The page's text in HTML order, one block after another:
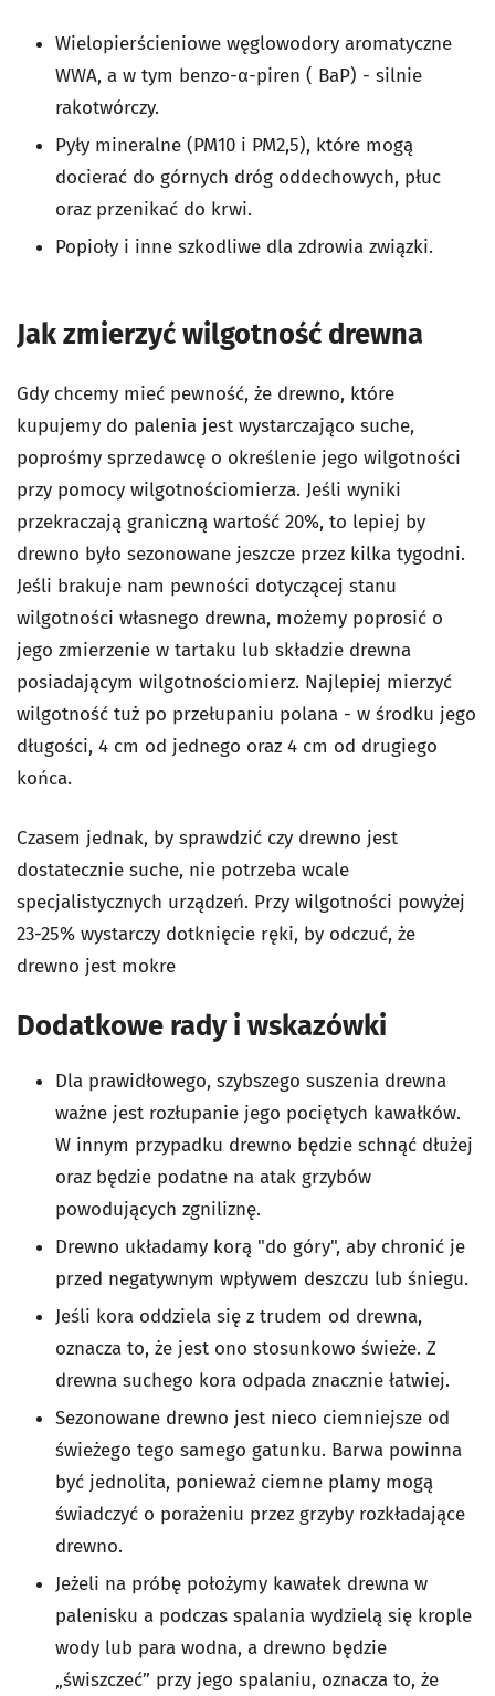
Wielopierścieniowe węglowodory aromatyczne
WWA, a w tym benzo-α-piren ( BaP) - silnie
rakotwórczy.
Pyły mineralne (PM10 i PM2,5), które mogą
docierać do górnych dróg oddechowych, płuc
oraz przenikać do krwi.
Popioły i inne szkodliwe dla zdrowia związki.
Jak zmierzyć wilgotność drewna
Gdy chcemy mieć pewność, że drewno, które
kupujemy do palenia jest wystarczająco suche,
poprośmy sprzedawcę o określenie jego wilgotności
przy pomocy wilgotnościomierza. Jeśli wyniki
przekraczają graniczną wartość 20%, to lepiej by
drewno było sezonowane jeszcze przez kilka tygodni.
Jeśli brakuje nam pewności dotyczącej stanu
wilgotności własnego drewna, możemy poprosić o
jego zmierzenie w tartaku lub składzie drewna
posiadającym wilgotnościomierz. Najlepiej mierzyć
wilgotność tuż po przełupaniu polana - w środku jego
długości, 4 cm od jednego oraz 4 cm od drugiego
końca.
Czasem jednak, by sprawdzić czy drewno jest
dostatecznie suche, nie potrzeba wcale
specjalistycznych urządzeń. Przy wilgotności powyżej
23-25% wystarczy dotknięcie ręki, by odczuć, że
drewno jest mokre
Dodatkowe rady i wskazówki
Dla prawidłowego, szybszego suszenia drewna
ważne jest rozłupanie jego pociętych kawałków.
W innym przypadku drewno będzie schnąć dłużej
oraz będzie podatne na atak grzybów
powodujących zgniliznę.
Drewno układamy korą "do góry", aby chronić je
przed negatywnym wpływem deszczu lub śniegu.
Jeśli kora oddziela się z trudem od drewna,
oznacza to, że jest ono stosunkowo świeże. Z
drewna suchego kora odpada znacznie łatwiej.
Sezonowane drewno jest nieco ciemniejsze od
świeżego tego samego gatunku. Barwa powinna
być jednolita, ponieważ ciemne plamy mogą
świadczyć o porażeniu przez grzyby rozkładające
drewno.
Jeżeli na próbę położymy kawałek drewna w
palenisku a podczas spalania wydzielą się krople
wody lub para wodna, a drewno będzie
„świszczeć” przy jego spalaniu, oznacza to, że